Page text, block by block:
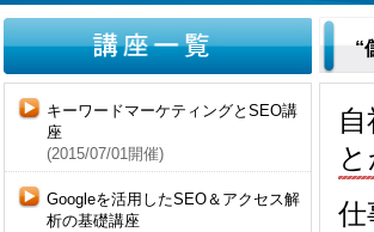
キーワードマーケティングとSEO講
座
(2015/07/01開催)
Googleを活用したSEO＆アクセス解
析の基礎講座
“
仕